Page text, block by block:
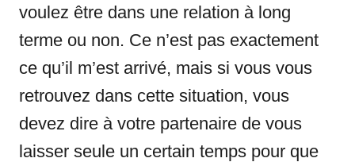
voulez être dans une relation à long
terme ou non. Ce n’est pas exactement
ce qu’il m’est arrivé, mais si vous vous
retrouvez dans cette situation, vous
devez dire à votre partenaire de vous
laisser seule un certain temps pour que